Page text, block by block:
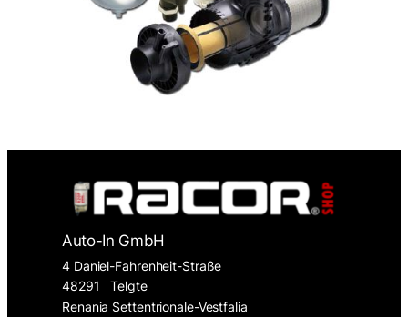
Auto-In GmbH
4 Daniel-Fahrenheit-Straße
48291
Telgte
Renania Settentrionale-Vestfalia